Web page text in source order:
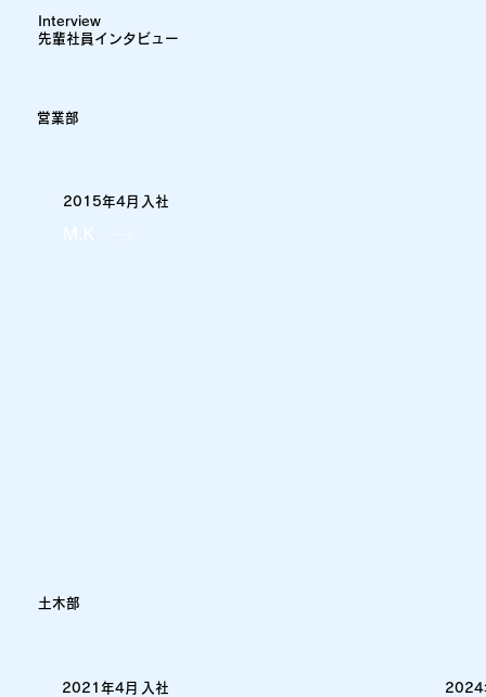
Interview
先輩社員インタビュー
営業部
2015年4月 入社
土木部
2021年4月 入社 2024